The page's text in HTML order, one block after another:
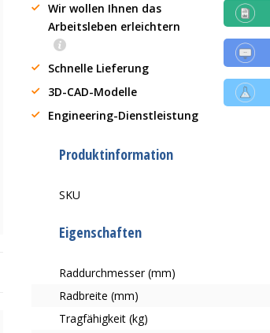
Wir wollen Ihnen das
Arbeitsleben erleichtern
Schnelle Lieferung
3D-CAD-Modelle
Engineering-Dienstleistung
Produktinformation
SKU
Eigenschaften
Raddurchmesser (mm)
Radbreite (mm)
Tragfähigkeit (kg)